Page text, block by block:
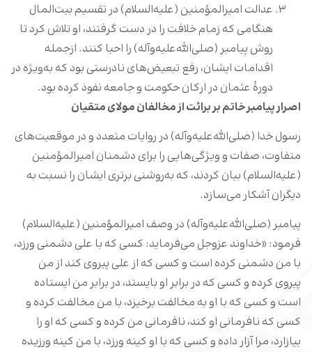
عدالت امیرالمؤمنین (علیه‌السلام) در تقسیم بیت‌المال
هنگامی که زمام خلافت را در دست گرفتند، او تلاش کرد تا
روش پیامبر (صلی‌الله‌علیه‌وآله) را احیا کنند. ازجمله
اقدامات ایشان، رفع تبعیض‌های نادرستی بود که به‌ویژه در
دورۀ عثمان در ارکان حکومت و جامعه نفوذ کرده بود.
اصرار پیامبر خاتم بر برائت از مخالفان مولای متقیان
رسول خدا (صلی‌الله‌علیه‌وآله) در روایات متعدد و در موقعیت‌های
متفاوت، صفات و ویژگی‌هایی را برای دشمنان امیرالمؤمنین
(علیه‌السلام) بیان کردند، که به‌روشنی برتری ایشان را نسبت به
دیگران آشکار می‌سازد.
پیامبر (صلی‌الله‌علیه‌وآله) در وصف امیرالمؤمنین (علیه‌السلام)
فرمود: «خداوند عزوجل می‌فرماید: کسی که با على دشمنى ورزد،
با من دشمنى کرده است و کسى که از على پیروى کند از من
پیروى کرده و کسى که در برابر او بایستد، در برابر من ایستاده
است و کسى که با او به مخالفت برخیزد، با من مخالفت کرده و
کسى که نافرمانى او کند، نافرمانى من کرده و کسى که او را
بیازارد، مرا آزار داده و کسى که با او کینه ورزد، با من کینه ورزیده